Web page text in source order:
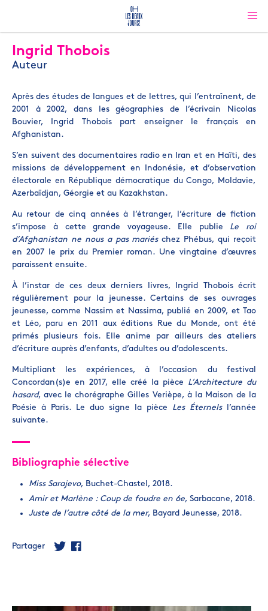
Ingrid Thobois
Auteur
Après des études de langues et de lettres, qui l’entraînent, de
2001 à 2002, dans les géographies de l’écrivain Nicolas
Bouvier, Ingrid Thobois part enseigner le français en
Afghanistan.
S’en suivent des documentaires radio en Iran et en Haïti, des
missions de développement en Indonésie, et d’observation
électorale en République démocratique du Congo, Moldavie,
Azerbaïdjan, Géorgie et au Kazakhstan.
Au retour de cinq années à l’étranger, l’écriture de fiction
s’impose à cette grande voyageuse. Elle publie Le roi
d’Afghanistan ne nous a pas mariéschez Phébus, qui reçoit
en 2007 le prix du Premier roman. Une vingtaine d’œuvres
paraissent ensuite.
À l’instar de ces deux derniers livres, Ingrid Thobois écrit
régulièrement pour la jeunesse. Certains de ses ouvrages
jeunesse, comme Nassim et Nassima, publié en 2009, et Tao
et Léo, paru en 2011 aux éditions Rue du Monde, ont été
primés plusieurs fois. Elle anime par ailleurs des ateliers
d’écriture auprès d’enfants, d’adultes ou d’adolescents.
Multipliant les expériences, à l’occasion du festival
Concordan(s)e en 2017, elle créé la pièce L’Architecture du
hasard, avec le chorégraphe Gilles Verièpe, à la Maison de la
Poésie à Paris. Le duo signe la pièce Les Éternelsl’année
suivante.
Bibliographie sélective
Miss Sarajevo, Buchet-Chastel, 2018.
Amir et Marlène : Coup de foudre en 6e, Sarbacane, 2018.
Juste de l’autre côté de la mer, Bayard Jeunesse, 2018.
Partager